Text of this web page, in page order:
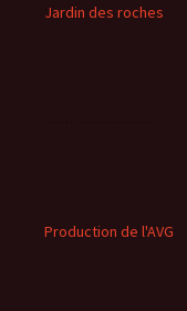
Jardin des roches
Production de l'AVG